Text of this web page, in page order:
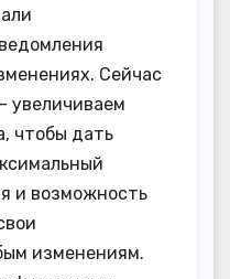
Сейчас
увеличиваем
чтобы дать
и возможность
изменениям.